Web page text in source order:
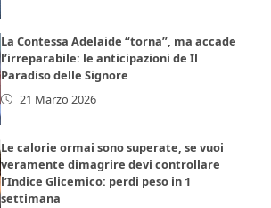
La Contessa Adelaide “torna”, ma accade
l’irreparabile: le anticipazioni de Il
Paradiso delle Signore
21 Marzo 2026
Le calorie ormai sono superate, se vuoi
veramente dimagrire devi controllare
l’Indice Glicemico: perdi peso in 1
settimana